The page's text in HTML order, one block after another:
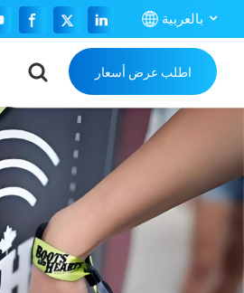
بالعربية
Français
Español
Português
بالعربية
اطلب عرض أسعار